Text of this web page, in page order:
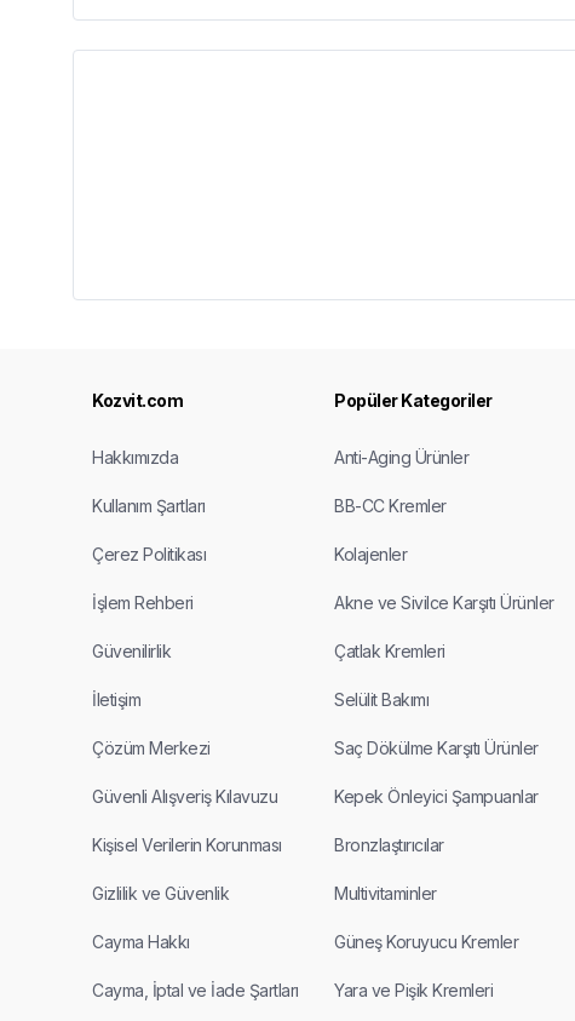
Kozvit.com
Hakkımızda
Kullanım Şartları
Çerez Politikası
İşlem Rehberi
Güvenilirlik
İletişim
Çözüm Merkezi
Güvenli Alışveriş Kılavuzu
Kişisel Verilerin Korunması
Gizlilik ve Güvenlik
Cayma Hakkı
Cayma, İptal ve İade Şartları
Popüler Kategoriler
Anti-Aging Ürünler
BB-CC Kremler
Kolajenler
Akne ve Sivilce Karşıtı Ürünler
Çatlak Kremleri
Selülit Bakımı
Saç Dökülme Karşıtı Ürünler
Kepek Önleyici Şampuanlar
Bronzlaştırıcılar
Multivitaminler
Güneş Koruyucu Kremler
Yara ve Pişik Kremleri